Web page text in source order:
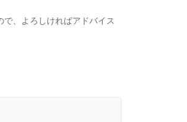
、よろしければアドバイス